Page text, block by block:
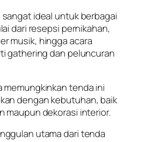
ideal untuk berbagai
dari resepsi pernikahan,
musik, hingga acara
gathering dan peluncuran
memungkinkan tenda ini
dengan kebutuhan, baik
maupun dekorasi interior.
utama dari tenda